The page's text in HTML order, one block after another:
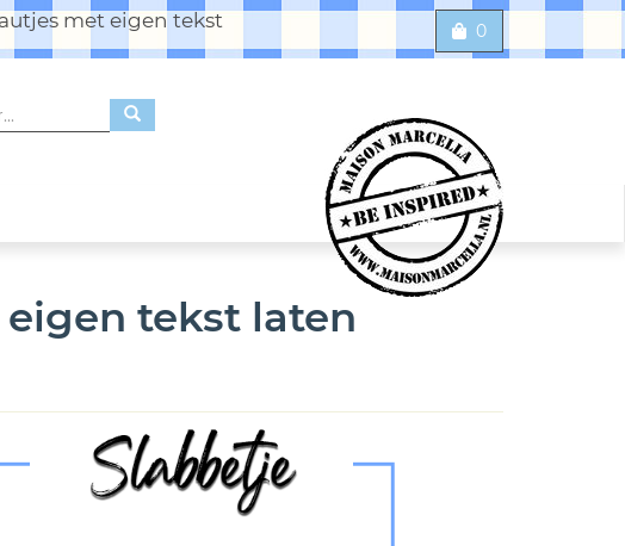
met eigen tekst 0
tekst laten